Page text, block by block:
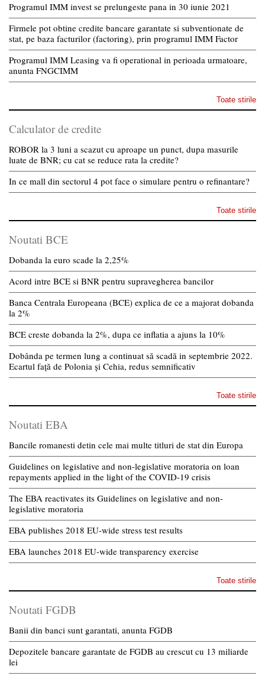
Programul IMM invest se prelungeste pana in 30 iunie 2021
Firmele pot obtine credite bancare garantate si subventionate de
stat, pe baza facturilor (factoring), prin programul IMM Factor
Programul IMM Leasing va fi operational in perioada urmatoare,
anunta FNGCIMM
Toate stirile
Calculator de credite
ROBOR la 3 luni a scazut cu aproape un punct, dupa masurile
luate de BNR; cu cat se reduce rata la credite?
In ce mall din sectorul 4 pot face o simulare pentru o refinantare?
Toate stirile
Noutati BCE
Dobanda la euro scade la 2,25%
Acord intre BCE si BNR pentru supravegherea bancilor
Banca Centrala Europeana (BCE) explica de ce a majorat dobanda
la 2%
BCE creste dobanda la 2%, dupa ce inflatia a ajuns la 10%
Dobânda pe termen lung a continuat să scadă in septembrie 2022.
Ecartul față de Polonia și Cehia, redus semnificativ
Toate stirile
Noutati EBA
Bancile romanesti detin cele mai multe titluri de stat din Europa
Guidelines on legislative and non-legislative moratoria on loan
repayments applied in the light of the COVID-19 crisis
The EBA reactivates its Guidelines on legislative and non-
legislative moratoria
EBA publishes 2018 EU-wide stress test results
EBA launches 2018 EU-wide transparency exercise
Toate stirile
Noutati FGDB
Banii din banci sunt garantati, anunta FGDB
Depozitele bancare garantate de FGDB au crescut cu 13 miliarde
lei